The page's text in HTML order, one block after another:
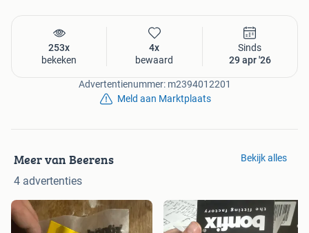
253x
bekeken
4x
bewaard
Sinds
29 apr '26
Advertentienummer: m2394012201
Meld aan Marktplaats
Meer van Beerens
4 advertenties
Bekijk alles